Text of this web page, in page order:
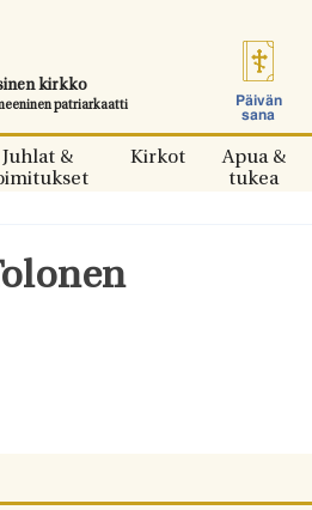
kirkko
patriarkaatti
Päivän
sana
Juhlat &
Kirkot
Apua &
tukea